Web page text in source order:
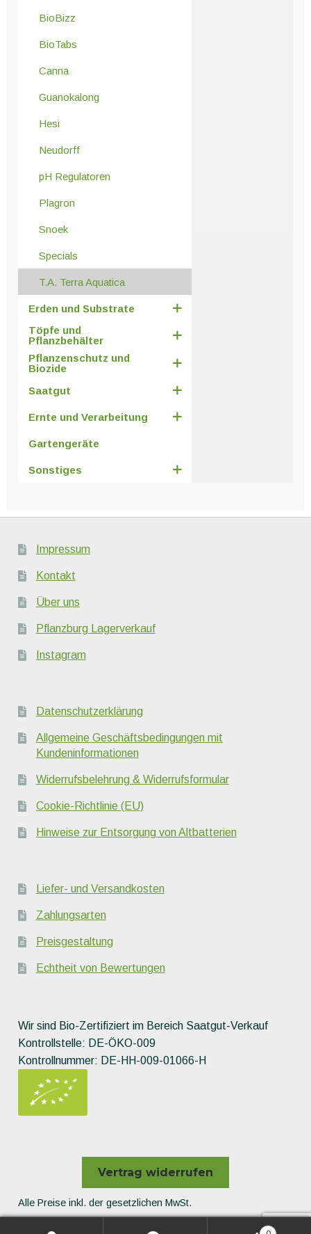
BioBizz
BioTabs
Canna
Guanokalong
Hesi
Neudorff
pH Regulatoren
Plagron
Snoek
Specials
T.A. Terra Aquatica
Erden und Substrate
Töpfe und
Pflanzbehälter
Pflanzenschutz und
Biozide
Saatgut
Ernte und Verarbeitung
Gartengeräte
Sonstiges
Impressum
Kontakt
Über uns
Pflanzburg Lagerverkauf
Instagram
Datenschutzerklärung
Allgemeine Geschäftsbedingungen mit
Kundeninformationen
Widerrufsbelehrung & Widerrufsformular
Cookie-Richtlinie (EU)
Hinweise zur Entsorgung von Altbatterien
Liefer- und Versandkosten
Zahlungsarten
Preisgestaltung
Echtheit von Bewertungen
Wir sind Bio-Zertifiziert im Bereich Saatgut-Verkauf
Kontrollstelle: DE-ÖKO-009
Kontrollnummer: DE-HH-009-01066-H
Vertrag widerrufen
Alle Preise inkl. der gesetzlichen MwSt.
Die durchgestrichenen Preise entsprechen dem bisherigen